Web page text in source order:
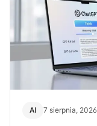
AI 7 sierpnia, 2026